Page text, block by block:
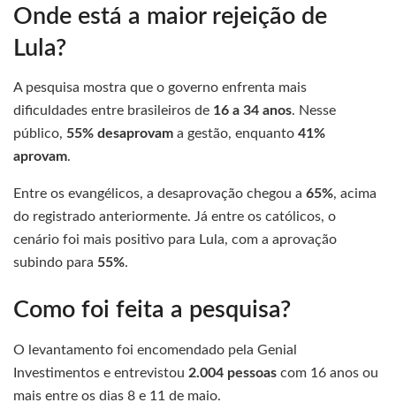
Onde está a maior rejeição de
Lula?
A pesquisa mostra que o governo enfrenta mais
dificuldades entre brasileiros de 16 a 34 anos. Nesse
público, 55% desaprovam a gestão, enquanto 41%
aprovam.
Entre os evangélicos, a desaprovação chegou a 65%, acima
do registrado anteriormente. Já entre os católicos, o
cenário foi mais positivo para Lula, com a aprovação
subindo para 55%.
Como foi feita a pesquisa?
O levantamento foi encomendado pela Genial
Investimentos e entrevistou 2.004 pessoas com 16 anos ou
mais entre os dias 8 e 11 de maio.